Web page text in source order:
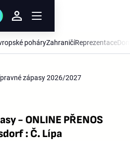
poháryZahraničíReprezentace
zápasy 2026/2027
- ONLINE PŘENOS
: Č. Lípa